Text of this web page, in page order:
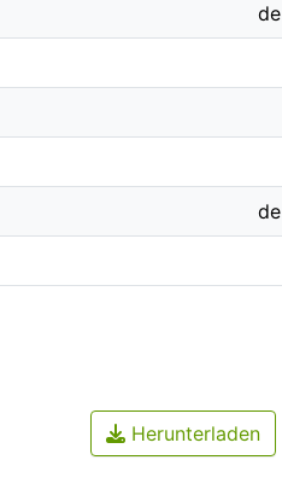
de
de
Herunterladen